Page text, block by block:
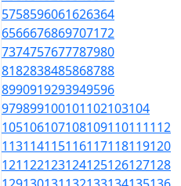
5758596061626364
6566676869707172
7374757677787980
8182838485868788
8990919293949596
979899100101102103104
105106107108109110111112
113114115116117118119120
121122123124125126127128